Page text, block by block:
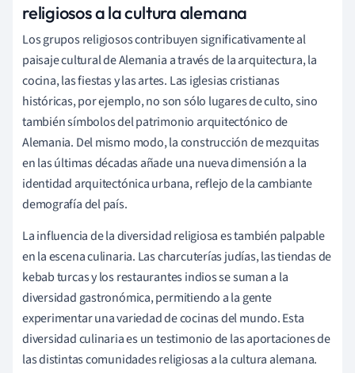
religiosos a la cultura alemana
Los grupos religiosos contribuyen significativamente al
paisaje cultural de Alemania a través de la arquitectura, la
cocina, las fiestas y las artes. Las iglesias cristianas
históricas, por ejemplo, no son sólo lugares de culto, sino
también símbolos del patrimonio arquitectónico de
Alemania. Del mismo modo, la construcción de mezquitas
en las últimas décadas añade una nueva dimensión a la
identidad arquitectónica urbana, reflejo de la cambiante
demografía del país.
La influencia de la diversidad religiosa es también palpable
en la escena culinaria. Las charcuterías judías, las tiendas de
kebab turcas y los restaurantes indios se suman a la
diversidad gastronómica, permitiendo a la gente
experimentar una variedad de cocinas del mundo. Esta
diversidad culinaria es un testimonio de las aportaciones de
las distintas comunidades religiosas a la cultura alemana.